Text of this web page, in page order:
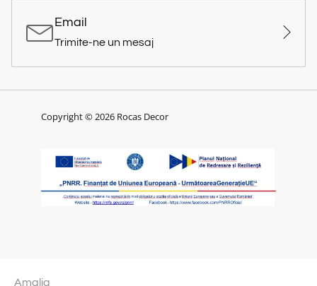
Email
Trimite-ne un mesaj
Copyright © 2026 Rocas Decor
Amalia